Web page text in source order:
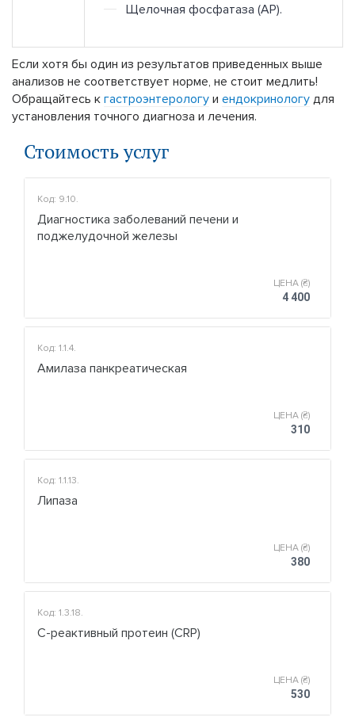
Щелочная фосфатаза (АР).
Если хотя бы один из результатов приведенных выше
анализов не соответствует норме, не стоит медлить!
Обращайтесь к гастроэнтерологу и ендокринологу для
установления точного диагноза и лечения.
Стоимость услуг
Код: 9.10.
Диагностика заболеваний печени и
поджелудочной железы
ЦЕНА (₴)
4 400
Код: 1.1.4.
Амилаза панкреатическая
ЦЕНА (₴)
310
Код: 1.1.13.
Липаза
ЦЕНА (₴)
380
Код: 1.3.18.
С-реактивный протеин (CRP)
ЦЕНА (₴)
530